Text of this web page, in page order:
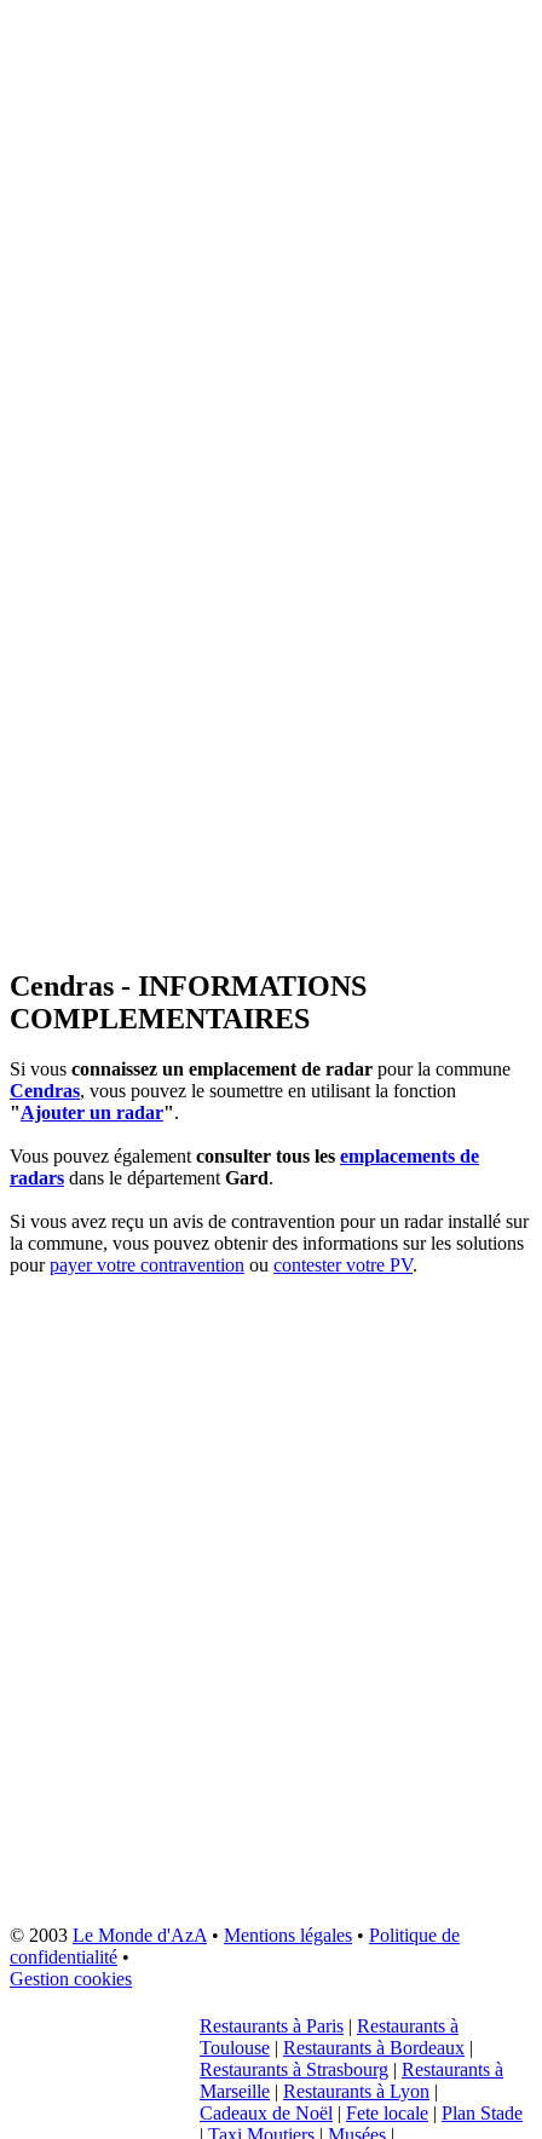
Cendras - INFORMATIONS
COMPLEMENTAIRES
Si vous connaissez un emplacement de radar pour la commune
Cendras, vous pouvez le soumettre en utilisant la fonction
"Ajouter un radar".
Vous pouvez égalementconsulter tous les emplacements de
radars dans le départementGard.
Si vous avez reçu un avis de contravention pour un radar installé sur
la commune, vous pouvez obtenir des informations sur les solutions
pourpayer votre contravention ou contester votre PV.
© 2003 Le Monde d'AzA• Mentions légales • Politique de
confidentialité •
Gestion cookies
Restaurants à Paris | Restaurants à
Toulouse | Restaurants à Bordeaux |
Restaurants à Strasbourg | Restaurants à
Marseille | Restaurants à Lyon |
Cadeaux de Noël | Fete locale | Plan Stade